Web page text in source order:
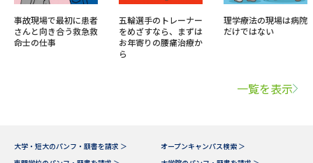
事故現場で最初に患者
さんと向き合う救急救
命士の仕事
五輪選手のトレーナー
をめざすなら、まずは
お年寄りの腰痛治療か
ら
理学療法の現場は病院
だけではない
一覧を表示
大学・短大のパンフ・願書を請求 ＞
オープンキャンパス検索 ＞